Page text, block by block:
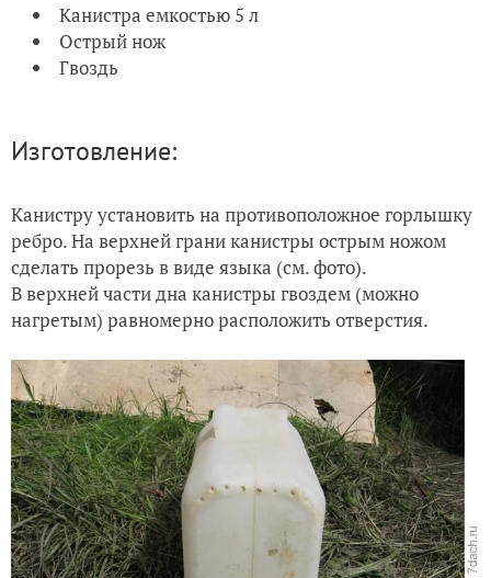
Канистра емкостью 5 л
Острый нож
Гвоздь
Изготовление:
Канистру установить на противоположное горлышку
ребро. На верхней грани канистры острым ножом
сделать прорезь в виде языка (см. фото).
В верхней части дна канистры гвоздем (можно
нагретым) равномерно расположить отверстия.